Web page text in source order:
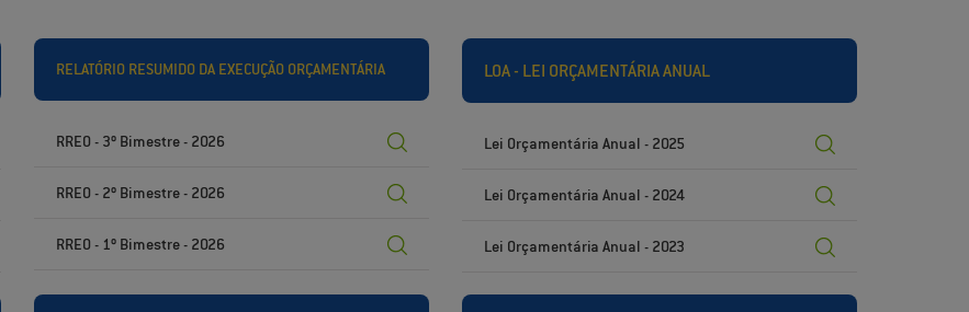
RELATÓRIO RESUMIDO DA EXECUÇÃO ORÇAMENTÁRIA
RREO - 3º Bimestre - 2026
RREO - 2º Bimestre - 2026
RREO - 1º Bimestre - 2026
LOA - LEI ORÇAMENTÁRIA ANUAL
Lei Orçamentária Anual - 2025
Lei Orçamentária Anual - 2024
Lei Orçamentária Anual - 2023